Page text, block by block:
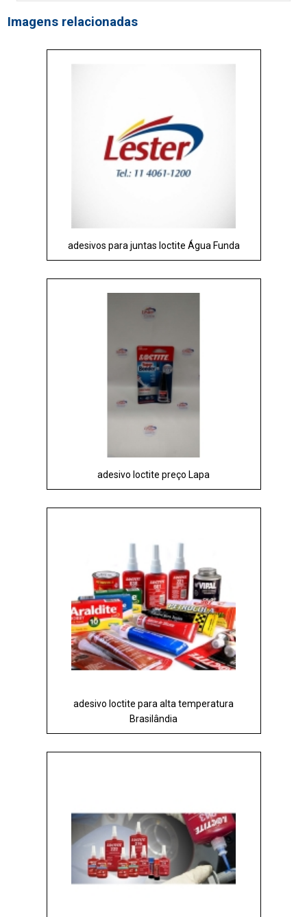
Imagens relacionadas
adesivos para juntas loctite Água Funda
adesivo loctite preço Lapa
adesivo loctite para alta temperatura
Brasilândia